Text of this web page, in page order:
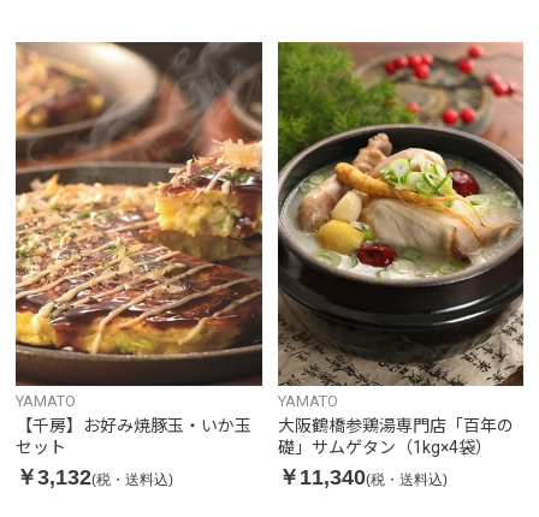
YAMATO
【千房】お好み焼豚玉・いか玉
セット
￥3,132(税・送料込)
YAMATO
大阪鶴橋参鶏湯専門店「百年の
礎」サムゲタン（1kg×4袋）
￥11,340(税・送料込)